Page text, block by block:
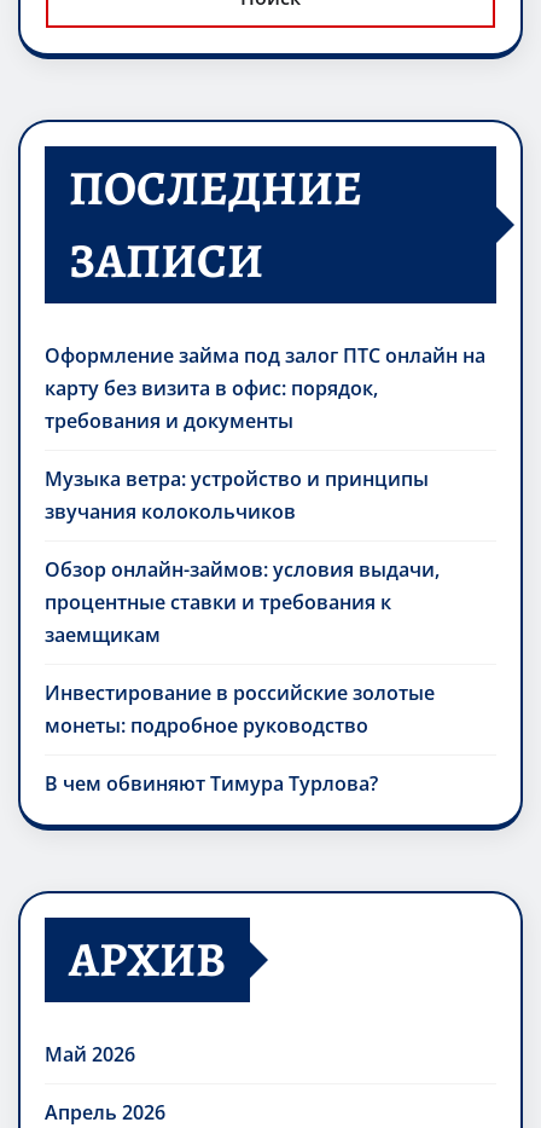
ПОСЛЕДНИЕ
ЗАПИСИ
Оформление займа под залог ПТС онлайн на
карту без визита в офис: порядок,
требования и документы
Музыка ветра: устройство и принципы
звучания колокольчиков
Обзор онлайн-займов: условия выдачи,
процентные ставки и требования к
заемщикам
Инвестирование в российские золотые
монеты: подробное руководство
В чем обвиняют Тимура Турлова?
АРХИВ
Май 2026
Апрель 2026